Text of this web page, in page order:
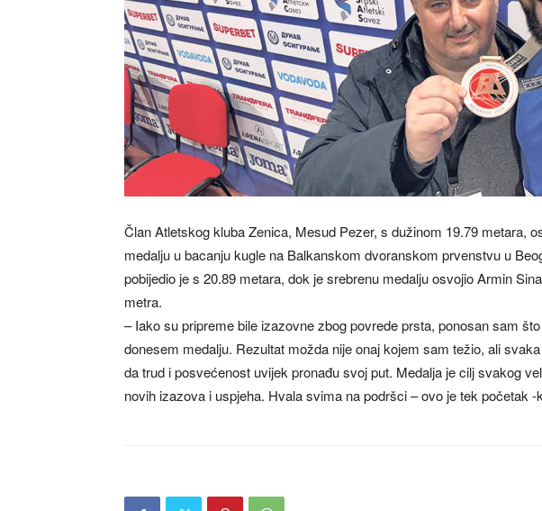
Član Atletskog kluba Zenica, Mesud Pezer, s dužinom 19.79 metara,
medalju u bacanju kugle na Balkanskom dvoranskom prvenstvu u
pobijedio je s 20.89 metara, dok je srebrenu medalju osvojio Armin
metra.
– Iako su pripreme bile izazovne zbog povrede prsta, ponosan sam
donesem medalju. Rezultat možda nije onaj kojem sam težio, ali
da trud i posvećenost uvijek pronađu svoj put. Medalja je cilj svakog
novih izazova i uspjeha. Hvala svima na podršci – ovo je tek početak -